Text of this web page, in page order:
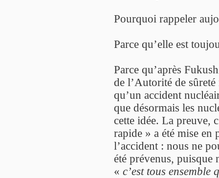
Pourquoi rappeler
Parce qu’elle est
Parce qu’après
de l’Autorité de
qu’un accident
que désormais les
cette idée. La preuve,
rapide » a été mise en
l’accident : nous ne
été prévenus, puisque
« c’est tous